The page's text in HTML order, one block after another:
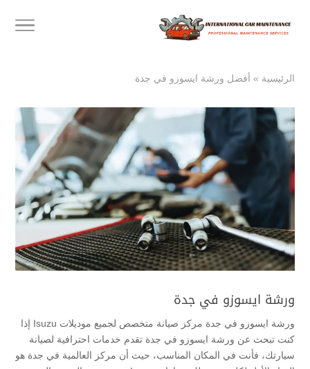
الرئيسية » أفضل ورشة ايسوزو في جدة
ورشة ايسوزو في جدة
ورشة ايسوزو في جدة مركز صيانة متخصص لجميع موديلات Isuzu إذا
كنت تبحث عن ورشة ايسوزو في جدة تقدم خدمات احترافية لصيانة
سيارتك، فأنت في المكان المناسب، حيث أن مركز العالمية في جدة هو